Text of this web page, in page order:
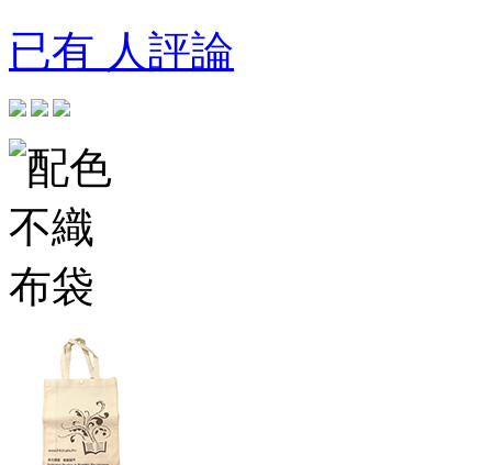
已有 人評論